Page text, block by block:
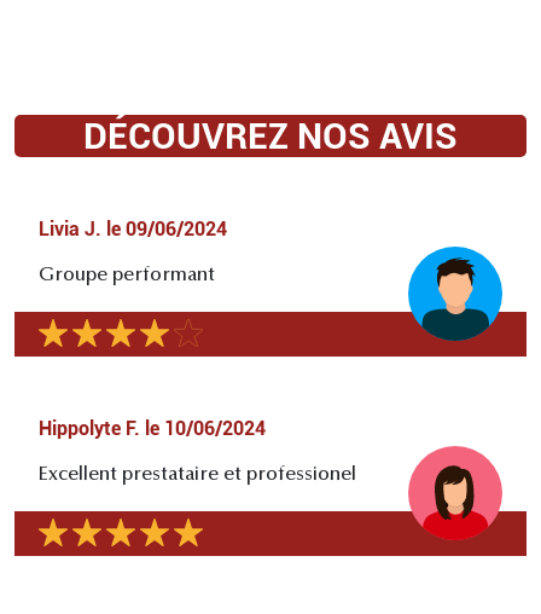
DÉCOUVREZ NOS AVIS
Livia J. le 09/06/2024
Groupe performant
Hippolyte F. le 10/06/2024
Excellent prestataire et professionel